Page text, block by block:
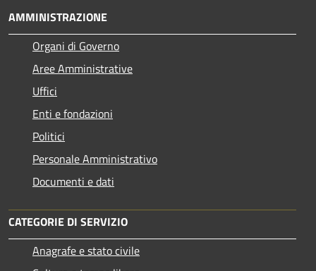
AMMINISTRAZIONE
Organi di Governo
Aree Amministrative
Uffici
Enti e fondazioni
Politici
Personale Amministrativo
Documenti e dati
CATEGORIE DI SERVIZIO
Anagrafe e stato civile